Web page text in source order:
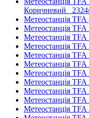
Коричневий
Метеостанція
Метеостанція
Метеостанція
Метеостанція
Метеостанція
Метеостанція
Метеостанція
Метеостанція
Метеостанція
Метеостанція
Метеостанція